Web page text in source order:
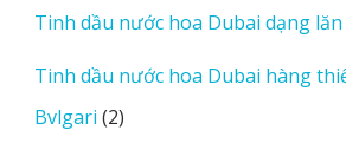
Tinh dầu nước hoa Dubai dạng lăn
Tinh dầu nước hoa Dubai hàng
Bvlgari 22